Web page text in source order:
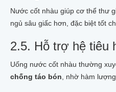
Nước cốt nhàu giúp cơ thể thư
ngủ sâu giấc hơn, đặc biệt tốt
2.5. Hỗ trợ hệ tiêu
Uống nước cốt nhàu thường
chống táo bón , nhờ hàm